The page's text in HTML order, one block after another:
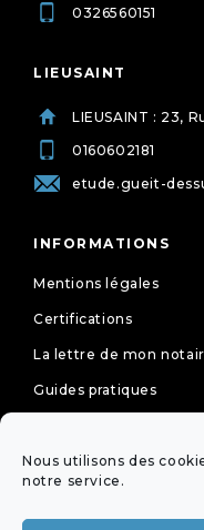
Nous utilisons des
notre service.
0326560151
LIEUSAINT
LIEUSAINT : 23,
0160602181
etude.gueit-
INFORMATIONS
Mentions légales
Certifications
La lettre de mon
Guides pratiques
Politique de cookies